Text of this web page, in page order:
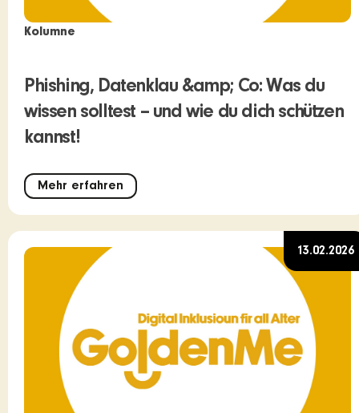
Kolumne
Phishing, Datenklau &amp; Co: Was du
wissen solltest – und wie du dich schützen
kannst!
Mehr erfahren
13.02.2026